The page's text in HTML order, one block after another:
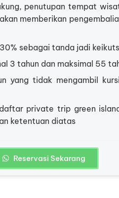
penutupan tempat
memberikan
sebagai tanda jadi
3 tahun dan maksimal 55
yang tidak mengambil
private trip green
ketentuan diatas
Reservasi Sekarang